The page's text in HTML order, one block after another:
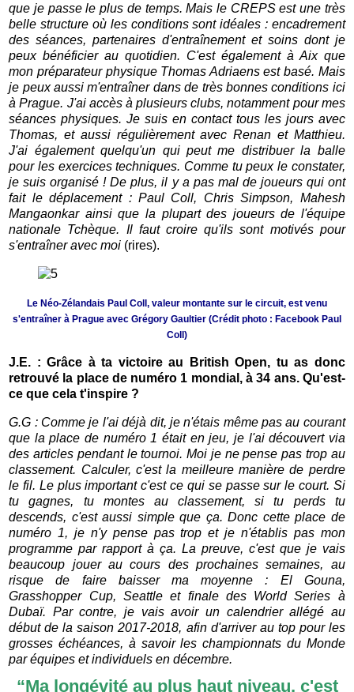
que je passe le plus de temps. Mais le CREPS est une très
belle structure où les conditions sont idéales : encadrement
des séances, partenaires d'entraînement et soins dont je
peux bénéficier au quotidien. C'est également à Aix que
mon préparateur physique Thomas Adriaens est basé. Mais
je peux aussi m'entraîner dans de très bonnes conditions ici
à Prague. J'ai accès à plusieurs clubs, notamment pour mes
séances physiques. Je suis en contact tous les jours avec
Thomas, et aussi régulièrement avec Renan et Matthieu.
J'ai également quelqu'un qui peut me distribuer la balle
pour les exercices techniques. Comme tu peux le constater,
je suis organisé ! De plus, il y a pas mal de joueurs qui ont
fait le déplacement : Paul Coll, Chris Simpson, Mahesh
Mangaonkar ainsi que la plupart des joueurs de l'équipe
nationale Tchèque. Il faut croire qu'ils sont motivés pour
s'entraîner avec moi (rires).
Le Néo-Zélandais Paul Coll, valeur montante sur le circuit, est venu
s'entraîner à Prague avec Grégory Gaultier (Crédit photo : Facebook Paul
Coll)
J.E. : Grâce à ta victoire au British Open, tu as donc
retrouvé la place de numéro 1 mondial, à 34 ans. Qu'est-
ce que cela t'inspire ?
G.G : Comme je l'ai déjà dit, je n'étais même pas au courant
que la place de numéro 1 était en jeu, je l'ai découvert via
des articles pendant le tournoi. Moi je ne pense pas trop au
classement. Calculer, c'est la meilleure manière de perdre
le fil. Le plus important c'est ce qui se passe sur le court. Si
tu gagnes, tu montes au classement, si tu perds tu
descends, c'est aussi simple que ça. Donc cette place de
numéro 1, je n'y pense pas trop et je n'établis pas mon
programme par rapport à ça. La preuve, c'est que je vais
beaucoup jouer au cours des prochaines semaines, au
risque de faire baisser ma moyenne : El Gouna,
Grasshopper Cup, Seattle et finale des World Series à
Dubaï. Par contre, je vais avoir un calendrier allégé au
début de la saison 2017-2018, afin d'arriver au top pour les
grosses échéances, à savoir les championnats du Monde
par équipes et individuels en décembre.
“Ma longévité au plus haut niveau, c'est